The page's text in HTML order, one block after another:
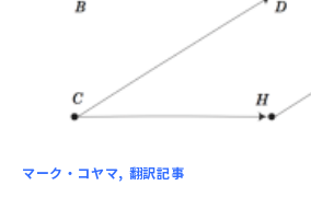
マーク・コヤマ 翻訳記事